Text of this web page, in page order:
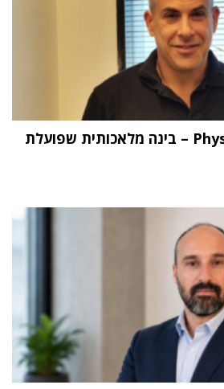
"העתיד הוא Physical AI – בינה מלאכותית שפועלת